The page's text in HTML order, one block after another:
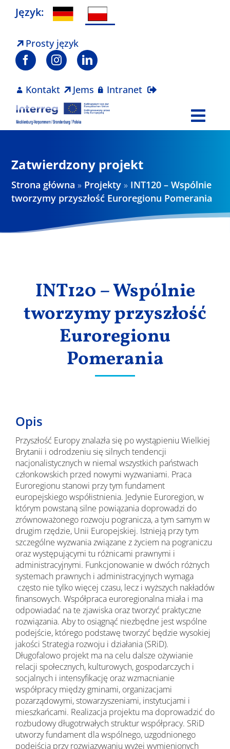
SkipJęzyk:
Prosty język
Kontakt Jems Intranet
Projekty
Zatwierdzony projekt
Strona główna » Projekty » INT120 – Wspólnie
tworzymy przyszłość Euroregionu Pomerania
INT120 – Wspólnie
tworzymy przyszłość
Euroregionu
Pomerania
Opis
Przyszłość Europy znalazła się po wystąpieniu Wielkiej
Brytanii i odrodzeniu się silnych tendencji
nacjonalistycznych w niemal wszystkich państwach
członkowskich przed nowymi wyzwaniami. Praca
Euroregionu stanowi przy tym fundament
europejskiego współistnienia. Jedynie Euroregion, w
którym powstaną silne powiązania doprowadzi do
zrównoważonego rozwoju pogranicza, a tym samym w
drugim rzędzie, Unii Europejskiej. Istnieją przy tym
szczególne wyzwania związane z życiem na pograniczu
oraz występującymi tu różnicami prawnymi i
administracyjnymi. Funkcjonowanie w dwóch różnych
systemach prawnych i administracyjnych wymaga
często nie tylko więcej czasu, lecz i wyższych nakładów
finansowych. Współpraca euroregionalna miała i ma
odpowiadać na te zjawiska oraz tworzyć praktyczne
rozwiązania. Aby to osiągnąć niezbędne jest wspólne
podejście, którego podstawę tworzyć będzie wysokiej
jakości Strategia rozwoju i działania (SRiD).
Długofalowo projekt ma na celu dalsze ożywianie
relacji społecznych, kulturowych, gospodarczych i
socjalnych i intensyfikację oraz wzmacnianie
współpracy między gminami, organizacjami
pozarządowymi, stowarzyszeniami, instytucjami i
mieszkańcami. Realizacja projektu ma doprowadzić do
rozbudowy długotrwałych struktur współpracy. SRiD
utworzy fundament dla wspólnego, uzgodnionego
podejścia przy rozwiązywaniu wyżej wymienionych